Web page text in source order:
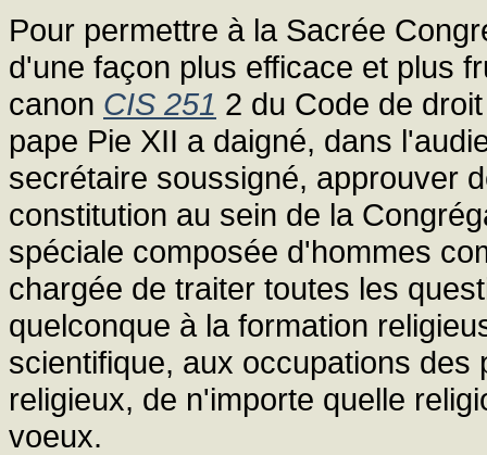
Pour permettre à la Sacrée
d'une façon plus efficace et plus
canon CIS 251 2 du Code de
pape Pie XII a daigné, dans
secrétaire soussigné, approuver
constitution au sein de la
spéciale composée d'hommes
chargée de traiter toutes les
quelconque à la formation
scientifique, aux occupations
religieux, de n'importe quelle
voeux.